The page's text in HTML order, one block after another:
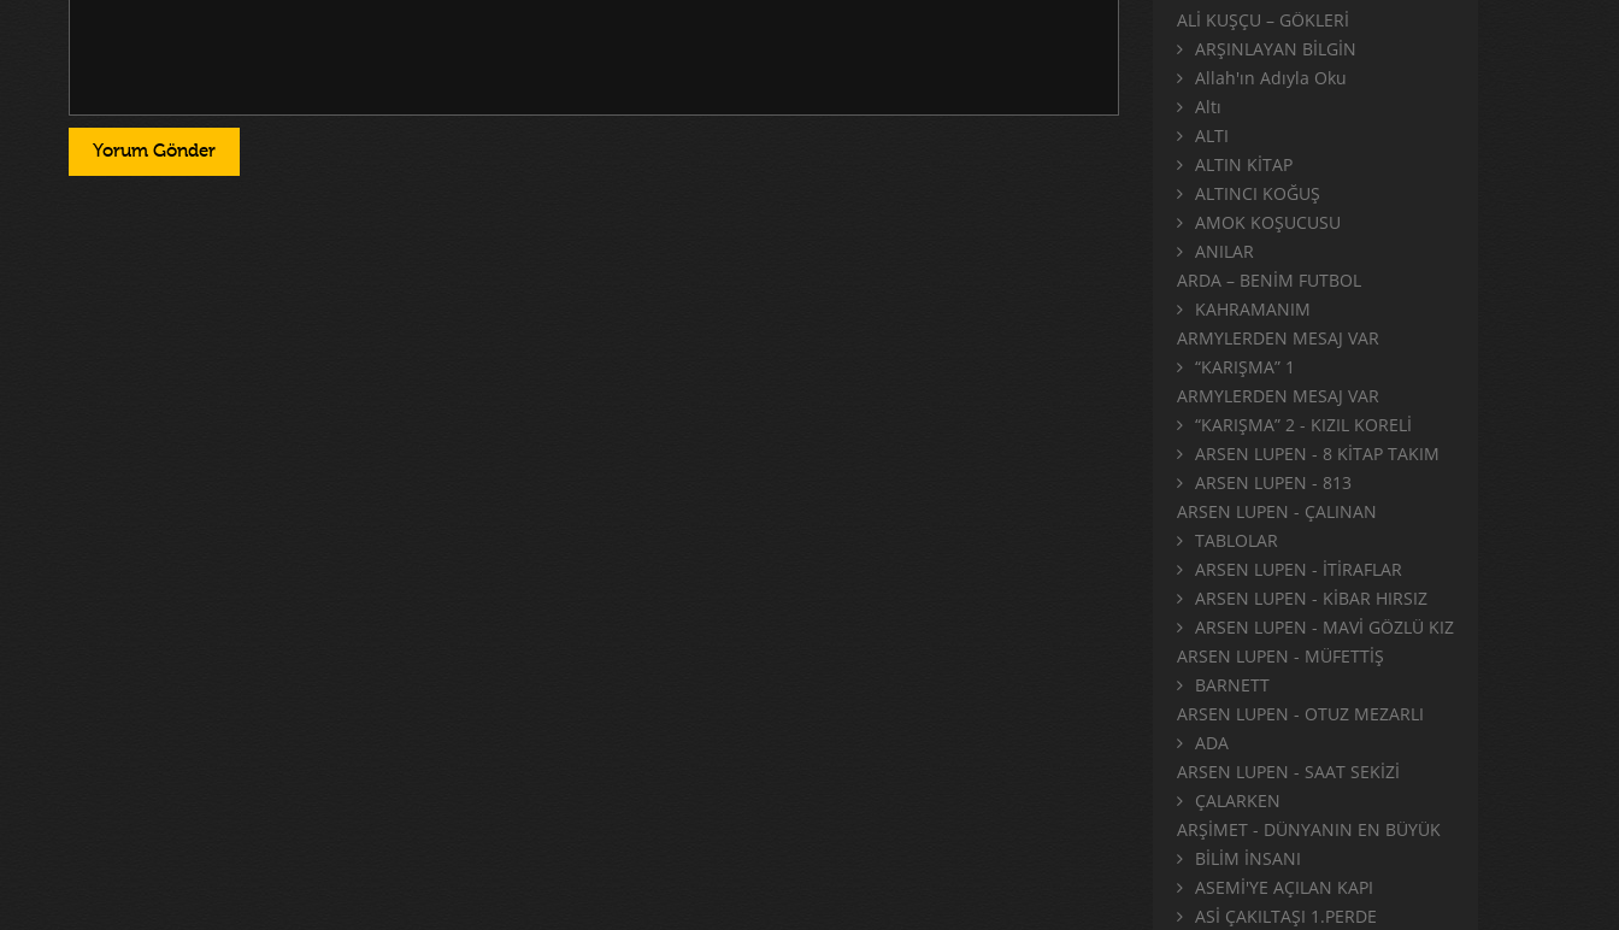
ALİ KUŞÇU – GÖKLERİ
ARŞINLAYAN BİLGİN
Allah'ın Adıyla Oku
Altı
ALTI
ALTIN KİTAP
ALTINCI KOĞUŞ
AMOK KOŞUCUSU
ANILAR
ARDA – BENİM FUTBOL
KAHRAMANIM
ARMYLERDEN MESAJ VAR
“KARIŞMA” 1
ARMYLERDEN MESAJ VAR
“KARIŞMA” 2 - KIZIL KORELİ
ARSEN LUPEN - 8 KİTAP TAKIM
ARSEN LUPEN - 813
ARSEN LUPEN - ÇALINAN
TABLOLAR
ARSEN LUPEN - İTİRAFLAR
ARSEN LUPEN - KİBAR HIRSIZ
ARSEN LUPEN - MAVİ GÖZLÜ KIZ
ARSEN LUPEN - MÜFETTİŞ
BARNETT
ARSEN LUPEN - OTUZ MEZARLI
ADA
ARSEN LUPEN - SAAT SEKİZİ
ÇALARKEN
ARŞİMET - DÜNYANIN EN BÜYÜK
BİLİM İNSANI
ASEMİ'YE AÇILAN KAPI
ASİ ÇAKILTAŞI 1.PERDE